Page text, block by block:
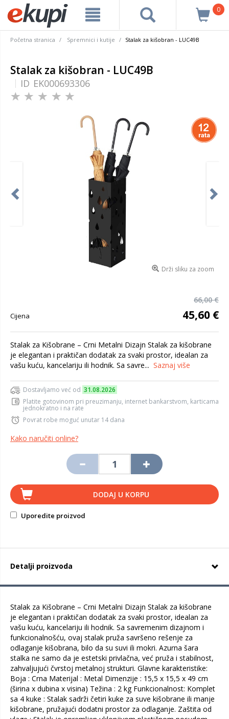
0
Početna stranica Spremnici i kutije Stalak za kišobran - LUC49B
Stalak za kišobran - LUC49B
ID EK000693306
Drži sliku za zoom
66,00 €
Cijena 45,60 €
Stalak za Kišobrane – Crni Metalni Dizajn Stalak za kišobrane
je elegantan i praktičan dodatak za svaki prostor, idealan za
vašu kuću, kancelariju ili hodnik. Sa savre... Saznaj više
Dostavljamo već od 31.08.2026
Platite gotovinom pri preuzimanju, internet bankarstvom, karticama
jednokratno i na rate
Povrat robe moguć unutar 14 dana
Kako naručiti online?
DODAJ U KORPU
Uporedite proizvod
Detalji proizvoda
Stalak za Kišobrane – Crni Metalni Dizajn Stalak za kišobrane
je elegantan i praktičan dodatak za svaki prostor, idealan za
vašu kuću, kancelariju ili hodnik. Sa savremenim dizajnom i
funkcionalnošću, ovaj stalak pruža savršeno rešenje za
odlaganje kišobrana, bilo da su suvi ili mokri. Azurna šara
stalka ne samo da je estetski privlačna, već pruža i stabilnost,
zahvaljujući čvrstoj metalnoj strukturi. Glavne karakteristike:
Boja : Crna Materijal : Metal Dimenzije : 15,5 x 15,5 x 49 cm
(širina x dubina x visina) Težina : 2 kg Funkcionalnost: Komplet
sa 4 kuke : Stalak sadrži četiri kuke za suve kišobrane ili manje
kišobrane, pružajući dodatni prostor za odlaganje. Zaštita od